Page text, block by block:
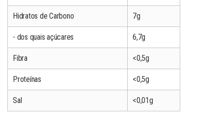
Hidratos de Carbono 7g
- dos quais açúcares 6,7g
Fibra <0,5g
Proteínas <0,5g
Sal <0,01g